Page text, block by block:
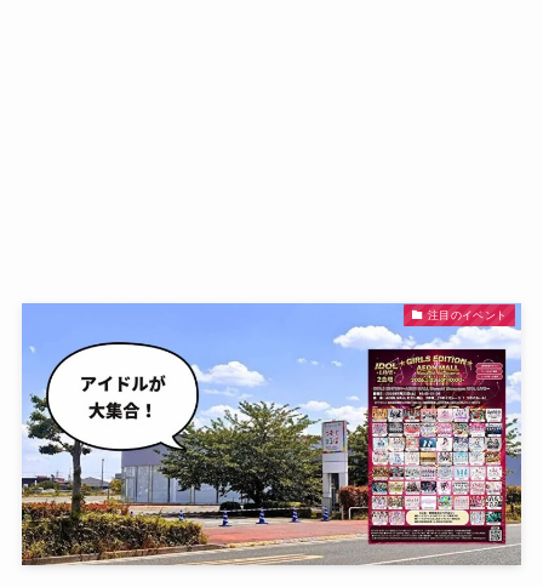
注目のイベント